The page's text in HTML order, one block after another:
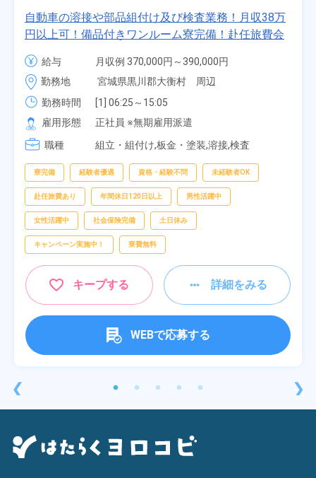
❮
自動車の溶接や部品組付け及び検査業務！月収38万
円以上可！備品付きワンルーム寮完備！赴任旅費会
社負担★人気の土日休み！昇給＆業績賞与あり！
車・バイク通勤可！無料駐車場あり！カップルでの
応募OK★《宮城県大衡村》
給与
月収例 370,000円～390,000円
時給 1,700円～1,700円
勤務地
宮城県黒川郡大衡村　周辺
勤務時間
[1] 06:25～15:05
[2] 16:00～00:40
[3] 16:30～01:10
[4] 08:00～16:40
雇用形態
正社員 ※無期雇用派遣
職種
組立・組付け,板金・塗装,溶接,検査
寮完備 経験者優遇 資格・経験不問 未経験者OK
赴任旅費あり 年間休日120日以上 男性活躍中
女性活躍中 社会保険完備 土日休み
キャンペーン実施中！ 寮費無料
キープする 詳細をみる
WEBで応募する
❯